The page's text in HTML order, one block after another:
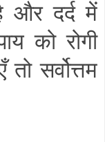
और दर्द में
को रोगी
सर्वोत्तम